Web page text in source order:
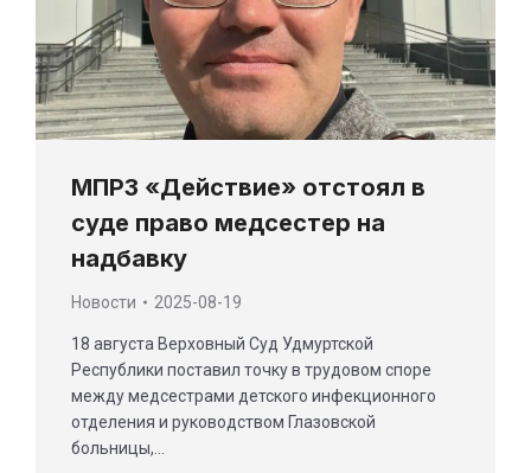
МПРЗ «Действие» отстоял в
суде право медсестер на
надбавку
Новости 2025-08-19
18 августа Верховный Суд Удмуртской
Республики поставил точку в трудовом споре
между медсестрами детского инфекционного
отделения и руководством Глазовской
больницы,…